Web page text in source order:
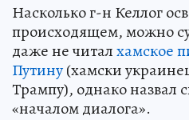
Насколько г-н Келлог
происходящем, можно
даже не читалхамское
Путину(хамски
Трампу), однако назвал
«началом диалога».